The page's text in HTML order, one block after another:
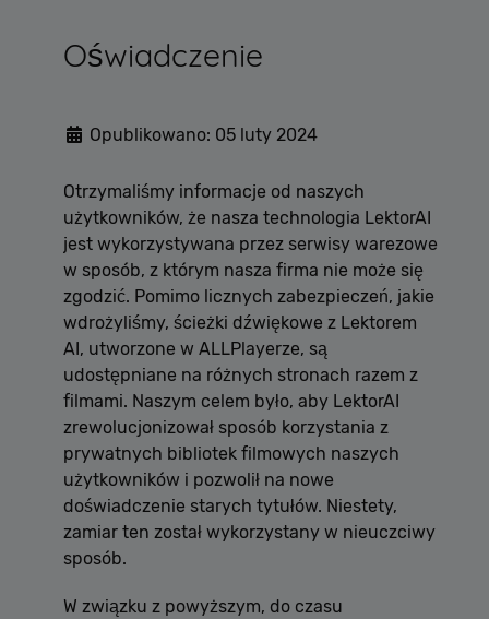
Oświadczenie
Opublikowano: 05 luty 2024
Otrzymaliśmy informacje od naszych
użytkowników, że nasza technologia LektorAI
jest wykorzystywana przez serwisy warezowe
w sposób, z którym nasza firma nie może się
zgodzić. Pomimo licznych zabezpieczeń, jakie
wdrożyliśmy, ścieżki dźwiękowe z Lektorem
AI, utworzone w ALLPlayerze, są
udostępniane na różnych stronach razem z
filmami. Naszym celem było, aby LektorAI
zrewolucjonizował sposób korzystania z
prywatnych bibliotek filmowych naszych
użytkowników i pozwolił na nowe
doświadczenie starych tytułów. Niestety,
zamiar ten został wykorzystany w nieuczciwy
sposób.
W związku z powyższym, do czasu